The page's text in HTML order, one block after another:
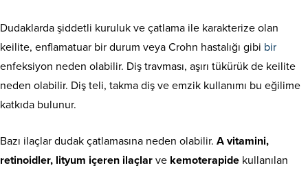
Dudaklarda şiddetli kuruluk ve çatlama ile karakterize olan
keilite, enflamatuar bir durum veya Crohn hastalığı gibi bir
enfeksiyon neden olabilir. Diş travması, aşırı tükürük de keilite
neden olabilir. Diş teli, takma diş ve emzik kullanımı bu eğilime
katkıda bulunur.
Bazı ilaçlar dudak çatlamasına neden olabilir. A vitamini,
retinoidler, lityum içeren ilaçlar ve kemoterapide kullanılan